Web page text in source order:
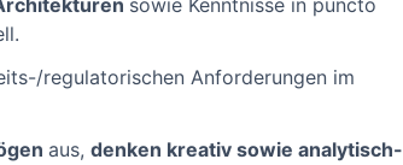
sowie Kenntnisse in puncto
regulatorischen Anforderungen im
aus, denken kreativ sowie analytisch-